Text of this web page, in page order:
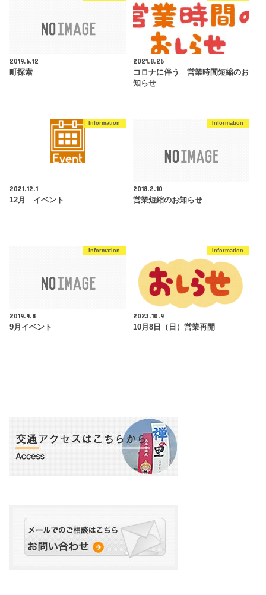
2019.6.12
町探索
2021.8.26
コロナに伴う 営業時間短縮のお
知らせ
Information
2021.12.1
12月 イベント
Information
2018.2.10
営業短縮のお知らせ
Information
2019.9.8
9月イベント
Information
2023.10.9
10月8日（日）営業再開